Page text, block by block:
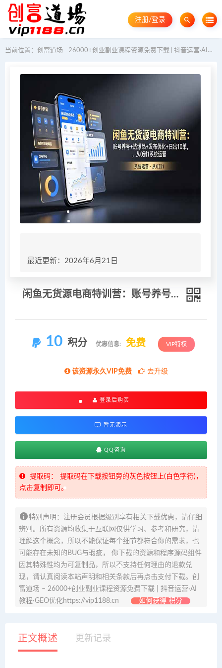
注册/登录
当前位置： 创富道场 - 26000+创业副业课程资源免费下载 | 抖音运营·AI教程·GEO优化
最近更新：2026年6月21日
闲鱼无货源电商特训营：账号养号+选爆品+发布优化+日出10单，从0到1系统运营
10 积分 优惠信息: 免费 VIP特权
该资源永久VIP免费 去升级
登录后购买
暂无演示
QQ咨询
提取码：
提取码在下载按钮旁的灰色按钮上(白色字符)，
点击复制即可。
特别声明：注册会员根据级别享有相关下载优惠，请仔细
辨别。所有资源均收集于互联网仅供学习、参考和研究，请
理解这个概念，所以不能保证每个细节都符合你的需求，也
可能存在未知的BUG与瑕疵， 你下载的资源和程序源码组件
因其特殊性均为可复制品，所以不支持任何理由的退款兑
现，请认真阅读本站声明和相关条款后再点击支付下载。创
富道场 – 26000+创业副业课程资源免费下载 | 抖音运营·AI
教程·GEO优化https://vip1188.cn
如何获得 积分
正文概述 更新记录